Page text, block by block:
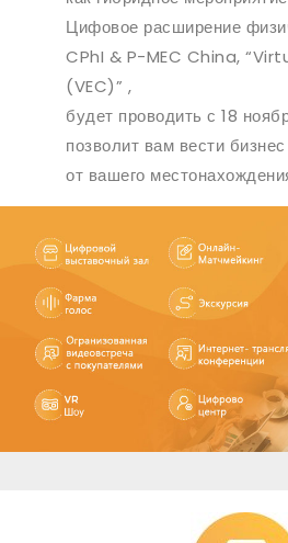
Цифовое расширение
CPhI & P-MEC China,
(VEC)” ,
будет проводить с 18
позволит вам вести
от вашего